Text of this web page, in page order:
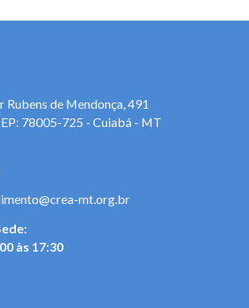
Rubens de Mendonça, 491
78005-725 - Cuiabá - MT
mt.org.br
às 17:30